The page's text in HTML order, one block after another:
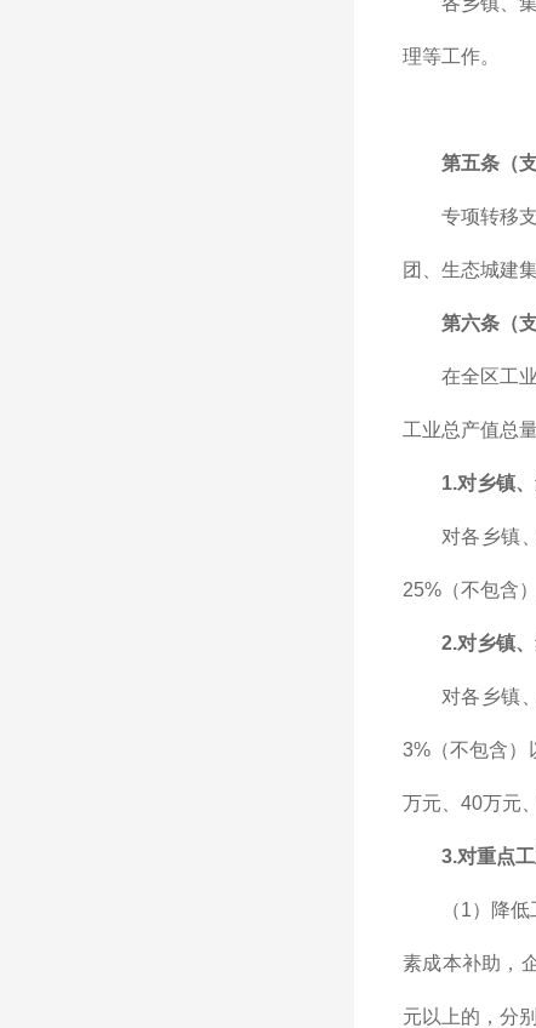
理等工作。
第五条（
专项转移
团、生态城建
第六条（
在全区工
工业总产值总
1.对乡镇
对各乡镇
25%（不包含
2.对乡镇
对各乡镇
3%（不包含
万元、40万元
3.对重点
（1）降
素成本补助，
元以上的，分